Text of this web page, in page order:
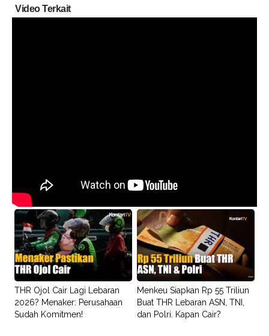
Video Terkait
THR Ojol Cair Lagi Lebaran
2026? Menaker: Perusahaan
Sudah Komitmen!
Menkeu Siapkan Rp 55 Triliun
Buat THR Lebaran ASN, TNI,
dan Polri. Kapan Cair?